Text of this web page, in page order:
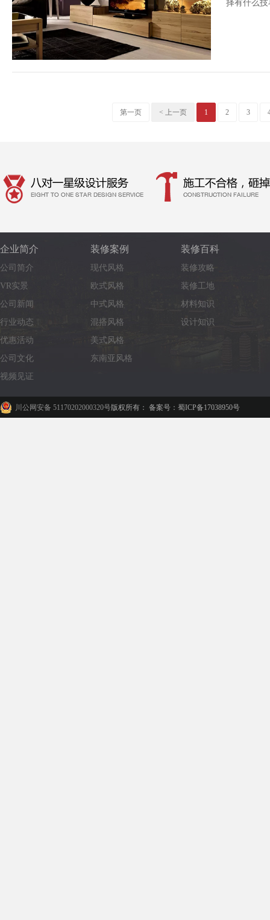
择有什么技
第一页 < 上一页 1 2 3
企业简介
公司简介
VR实景
公司新闻
行业动态
优惠活动
公司文化
视频见证
装修案例
现代风格
欧式风格
中式风格
混搭风格
美式风格
东南亚风格
装修百科
装修攻略
装修工地
材料知识
设计知识
川公网安备 51170202000320号版权所有： 备案号：蜀ICP备17038950号